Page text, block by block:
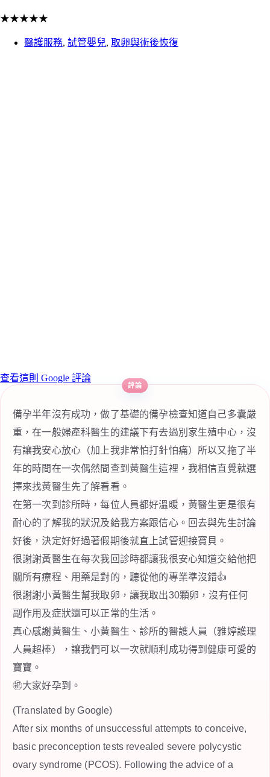
★★★★★
醫護服務, 試管嬰兒, 取卵與術後恢復
查看這則 Google 評論
備孕半年沒有成功，做了基礎的備孕檢查知道自己多囊嚴
重，在一般婦產科醫生的建議下有去過別家生殖中心，沒
有讓我安心放心（加上我非常怕打針怕痛）所以又拖了半
年的時間在一次偶然間查到黃醫生這裡，我相信直覺就選
擇來找黃醫生先了解看看。
在第一次到診所時，每位人員都好溫暖，黃醫生更是很有
耐心的了解我的狀況及給我方案跟信心。回去與先生討論
好後，決定好好過著假期後就直上試管迎接寶貝。
很謝謝黃醫生在每次我回診時都讓我很安心知道交給他把
關所有療程、用藥是對的，聽從他的專業準沒錯👍
很謝謝小黃醫生幫我取卵，讓我取出30顆卵，沒有任何
副作用及症狀還可以正常的生活。
真心感謝黃醫生、小黃醫生、診所的醫護人員（雅婷護理
人員超棒），讓我們可以一次就順利成功得到健康可愛的
寶寶。
㊗️大家好孕到。
(Translated by Google)
After six months of unsuccessful attempts to conceive,
basic preconception tests revealed severe polycystic
ovary syndrome (PCOS). Following the advice of a